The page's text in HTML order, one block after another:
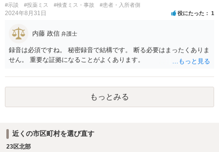
#示談 #投薬ミス #検査ミス・事故 #患者・入所者側
2024年8月31日 役にたった 1
内藤 政信 弁護士
録音は必須ですね。 秘密録音で結構です。 断る必要はまったくありま
せん。 重要な証拠になることがよくあります。
もっとみる
近くの市区町村を選び直す
23区北部